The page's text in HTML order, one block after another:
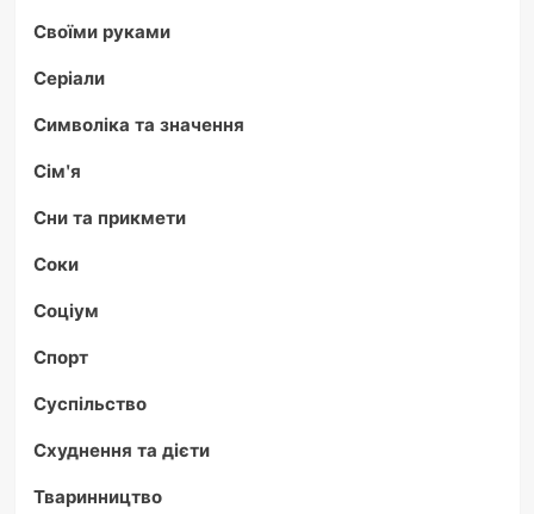
Своїми руками
Серіали
Символіка та значення
Сім'я
Сни та прикмети
Соки
Соціум
Спорт
Суспільство
Схуднення та дієти
Тваринництво